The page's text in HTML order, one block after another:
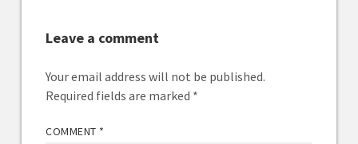
Leave a comment
Your email address will not be published.
Required fields are marked *
COMMENT *